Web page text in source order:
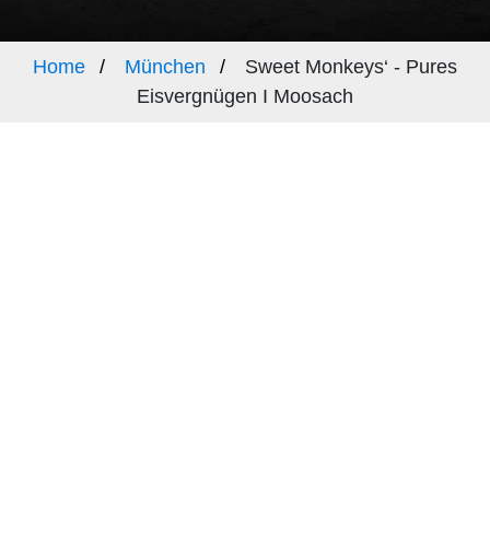
Home München
Sweet Monkeys‘ - Pures
Eisvergnügen I Moosach